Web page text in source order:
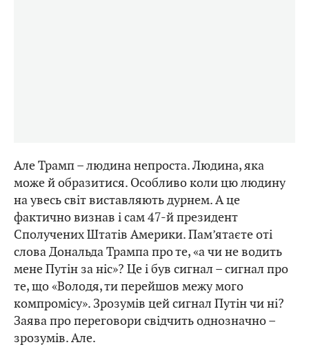
Але Трамп – людина непроста. Людина, яка
може й образитися. Особливо коли цю людину
на увесь світ виставляють дурнем. А це
фактично визнав і сам 47-й президент
Сполучених Штатів Америки. Пам’ятаєте оті
слова Дональда Трампа про те, «а чи не водить
мене Путін за ніс»? Це і був сигнал – сигнал про
те, що «Володя, ти перейшов межу мого
компромісу». Зрозумів цей сигнал Путін чи ні?
Заява про переговори свідчить однозначно –
зрозумів. Але.